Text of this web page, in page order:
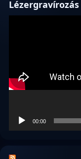
Lézergravírozás
00:00